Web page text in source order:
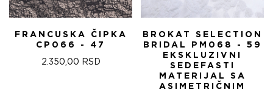
FRANCUSKA ČIPKA
CP066 - 47
2.350,00 RSD
BROKAT SELECTION
BRIDAL PM068 - 59
EKSKLUZIVNI
SEDEFASTI
MATERIJAL SA
ASIMETRIČNIM